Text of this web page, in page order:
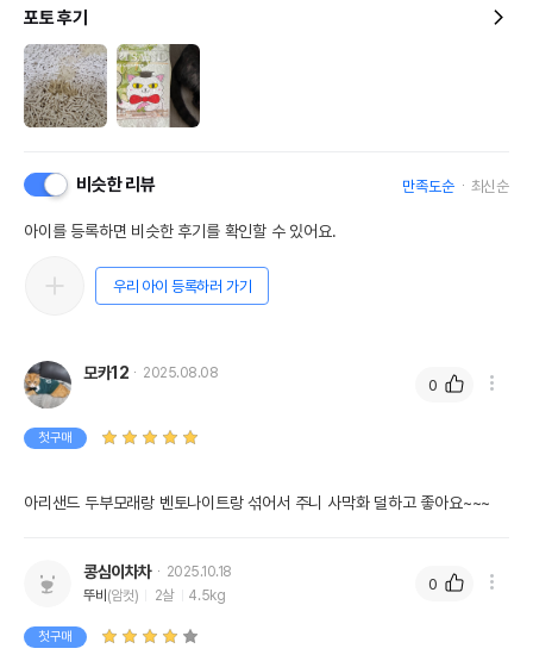
포토 후기
비슷한 리뷰 만족도순 최신순
아이를 등록하면 비슷한 후기를 확인할 수 있어요.
우리 아이 등록하러 가기
모카12 2025.08.08
첫구매
아리샌드 두부모래랑 벤토나이트랑 섞어서 주니 사막화 덜하고 좋아요~~~
0
콩심이차차
2025.10.18
뚜비 (암컷) 2살 4.5kg
첫구매
0